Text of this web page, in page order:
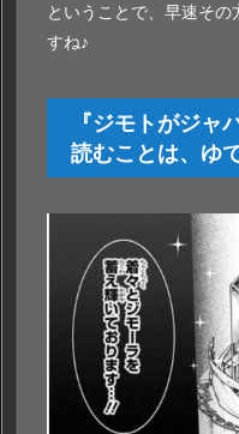
ということで、早速そ
すね♪
『ジモトがジャ
読むことは、ゆ